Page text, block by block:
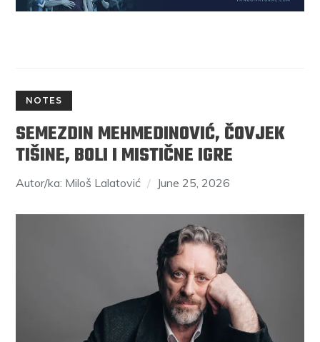
NOTES
SEMEZDIN MEHMEDINOVIĆ, ČOVJEK
TIŠINE, BOLI I MISTIČNE IGRE
Autor/ka: Miloš Lalatović June 25, 2026